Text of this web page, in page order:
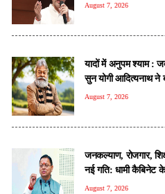
August 7, 2026
यादों में अनुपम श्याम :
सुन योगी आदित्यनाथ ने
August 7, 2026
जनकल्याण, रोजगार,
नई गति: धामी कैबिनेट
August 7, 2026